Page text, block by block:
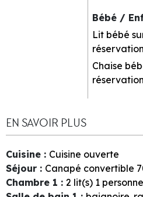
Bébé /
Lit bébé
réservation
Chaise
réservation
EN SAVOIR PLUS
Cuisine : Cuisine ouverte
Séjour : Canapé convertible
Chambre 1 : 2 lit(s) 1